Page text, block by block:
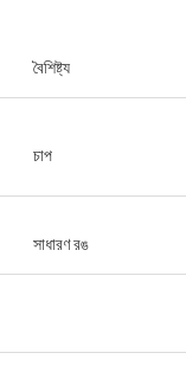
বৈশিষ্ট্য
চাপ
সাধারণ রঙ